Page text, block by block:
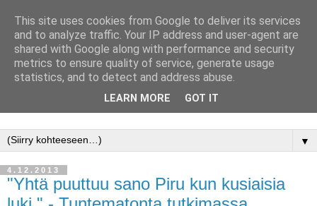
▼
4.12.2013
"Yhtä puuttuu sano Piru kun kusiaisia
This site uses cookies from Google to deliver its services
and to analyze traffic. Your IP address and user-agent are
shared with Google along with performance and security
metrics to ensure quality of service, generate usage
statistics, and to detect and address abuse.
LEARN MORE GOT IT